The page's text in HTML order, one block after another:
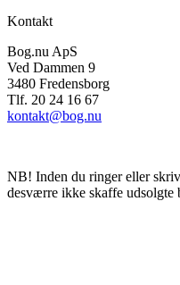
Kontakt
Bog.nu ApS
Ved Dammen 9
3480 Fredensborg
Tlf. 20 24 16 67
kontakt@bog.nu
NB! Inden du ringer eller
desværre ikke skaffe udsolgte